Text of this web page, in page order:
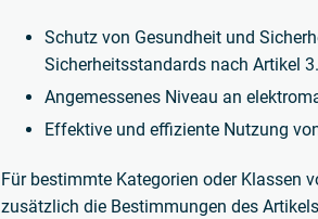
Schutz von Gesundheit und
Sicherheitsstandards nach Artikel
Angemessenes Niveau an
Effektive und effiziente Nutzung
Für bestimmte Kategorien oder Klassen
zusätzlich die Bestimmungen des